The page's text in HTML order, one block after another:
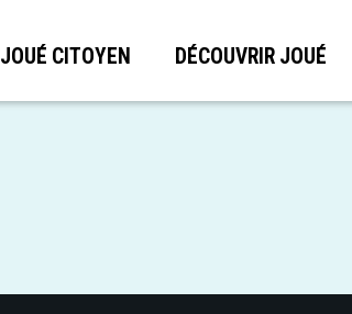
JOUÉ CITOYEN DÉCOUVRIR JOUÉ